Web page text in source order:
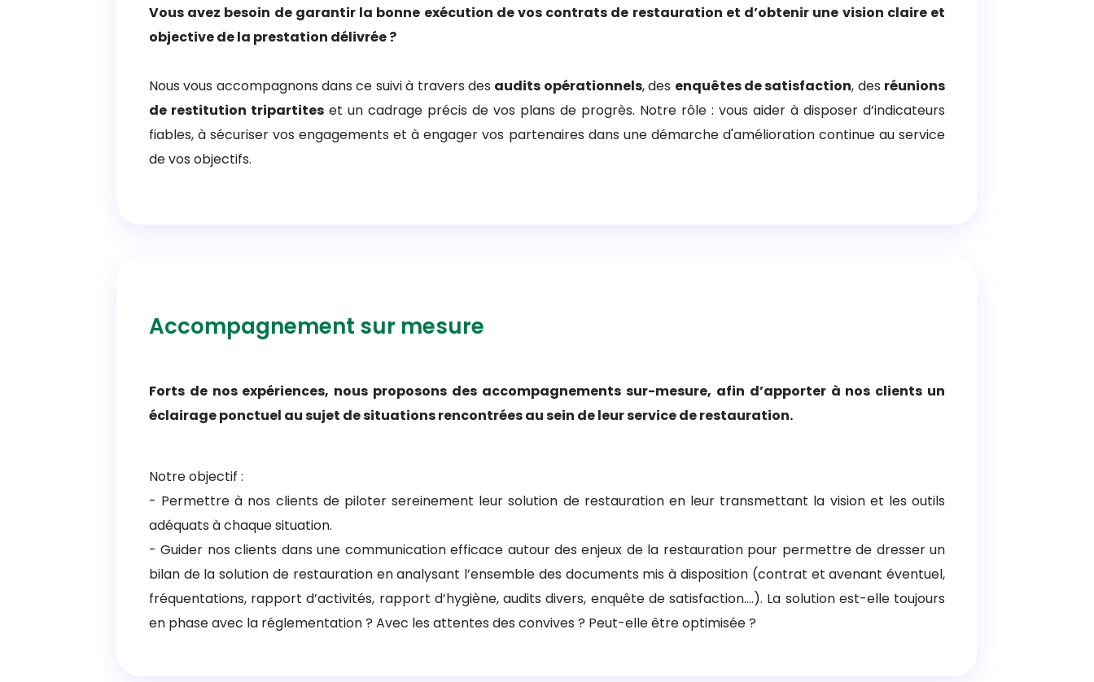
Vous avez besoin de garantir la bonne exécution de vos contrats de restauration et d’obtenir une vision claire et
objective de la prestation délivrée ?
Nous vous accompagnons dans ce suivi à travers des audits opérationnels, des enquêtes de satisfaction, des réunions
de restitution tripartiteset un cadrage précis de vos plans de progrès. Notre rôle : vous aider à disposer d’indicateurs
fiables, à sécuriser vos engagements et à engager vos partenaires dans une démarche d'amélioration continue au service
de vos objectifs.
Accompagnement sur mesure
Forts de nos expériences, nous proposons des accompagnements sur-mesure, afin d’apporter à nos clients un
éclairage ponctuel au sujet de situations rencontrées au sein de leur service de restauration.
Notre objectif :
- Permettre à nos clients de piloter sereinement leur solution de restauration en leur transmettant la vision et les outils
adéquats à chaque situation.
- Guider nos clients dans une communication efficace autour des enjeux de la restauration pour permettre de dresser un
bilan de la solution de restauration en analysant l’ensemble des documents mis à disposition (contrat et avenant éventuel,
fréquentations, rapport d’activités, rapport d’hygiène, audits divers, enquête de satisfaction….). La solution est-elle toujours
en phase avec la réglementation ? Avec les attentes des convives ? Peut-elle être optimisée ?